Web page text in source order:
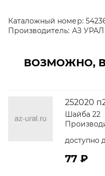
Каталожный номер:
Производитель: АЗ УРАЛ
ВОЗМОЖНО,
252020
Шайба 22
доступно
77 ₽